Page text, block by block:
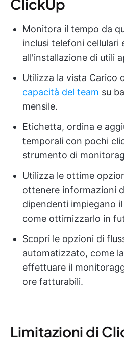
ClickUp
Monitora il tempo da
inclusi telefoni cellulari
all'installazione di utili
Utilizza la vista Carico
capacità del team su
mensile.
Etichetta, ordina e
temporali con pochi
strumento di
Utilizza le ottime
ottenere informazioni
dipendenti impiegano
come ottimizzarlo in
Scopri le opzioni di
automatizzato, come
effettuare il
ore fatturabili.
Limitazioni di